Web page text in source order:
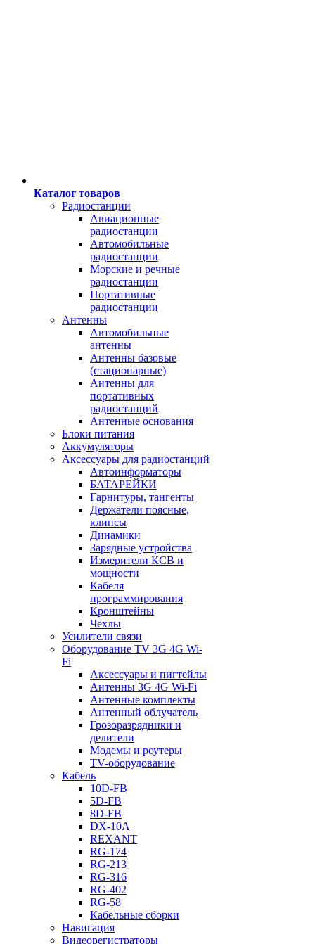
Каталог товаров
Радиостанции
Авиационные
радиостанции
Автомобильные
радиостанции
Морские и речные
радиостанции
Портативные
радиостанции
Антенны
Автомобильные
антенны
Антенны базовые
(стационарные)
Антенны для
портативных
радиостанций
Антенные основания
Блоки питания
Аккумуляторы
Аксессуары для радиостанций
Автоинформаторы
БАТАРЕЙКИ
Гарнитуры, тангенты
Держатели поясные,
клипсы
Динамики
Зарядные устройства
Измерители КСВ и
мощности
Кабеля
программирования
Кронштейны
Чехлы
Усилители связи
Оборудование TV 3G 4G Wi-
Fi
Аксессуары и пигтейлы
Антенны 3G 4G Wi-Fi
Антенные комплекты
Антенный облучатель
Грозоразрядники и
делители
Модемы и роутеры
TV-оборудование
Кабель
10D-FB
5D-FB
8D-FB
DX-10A
REXANT
RG-174
RG-213
RG-316
RG-402
RG-58
Кабельные сборки
Навигация
Видеорегистраторы